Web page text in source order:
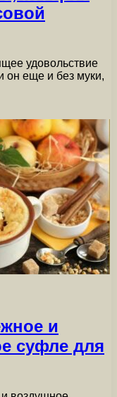
удовольствие
он еще и без муки,
и
суфле для